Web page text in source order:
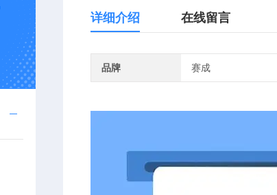
详细介绍 在线留言
品牌 赛成